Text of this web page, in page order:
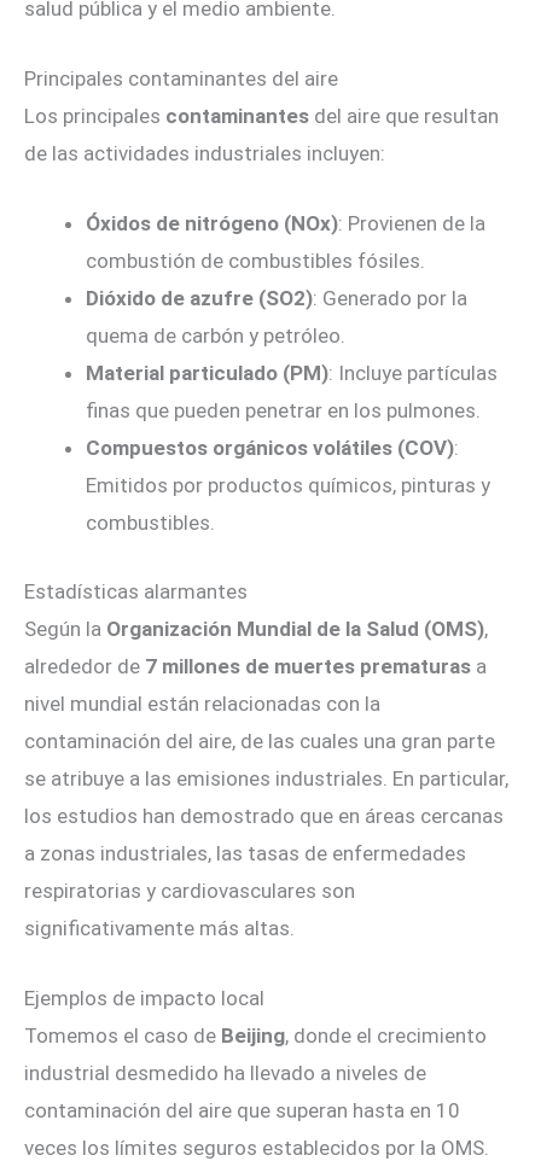
salud pública y el medio ambiente.
Principales contaminantes del aire
Los principales contaminantes del aire que resultan
de las actividades industriales incluyen:
Óxidos de nitrógeno (NOx): Provienen de la
combustión de combustibles fósiles.
Dióxido de azufre (SO2): Generado por la
quema de carbón y petróleo.
Material particulado (PM): Incluye partículas
finas que pueden penetrar en los pulmones.
Compuestos orgánicos volátiles (COV):
Emitidos por productos químicos, pinturas y
combustibles.
Estadísticas alarmantes
Según la Organización Mundial de la Salud (OMS),
alrededor de 7 millones de muertes prematuras a
nivel mundial están relacionadas con la
contaminación del aire, de las cuales una gran parte
se atribuye a las emisiones industriales. En particular,
los estudios han demostrado que en áreas cercanas
a zonas industriales, las tasas de enfermedades
respiratorias y cardiovasculares son
significativamente más altas.
Ejemplos de impacto local
Tomemos el caso de Beijing, donde el crecimiento
industrial desmedido ha llevado a niveles de
contaminación del aire que superan hasta en 10
veces los límites seguros establecidos por la OMS.